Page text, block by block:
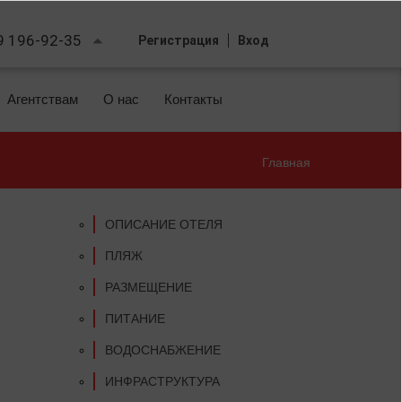
196-92-35 Регистрация Вход
Агентствам О нас Контакты
Главная
ОПИСАНИЕ ОТЕЛЯ
ПЛЯЖ
РАЗМЕЩЕНИЕ
ПИТАНИЕ
ВОДОСНАБЖЕНИЕ
ИНФРАСТРУКТУРА